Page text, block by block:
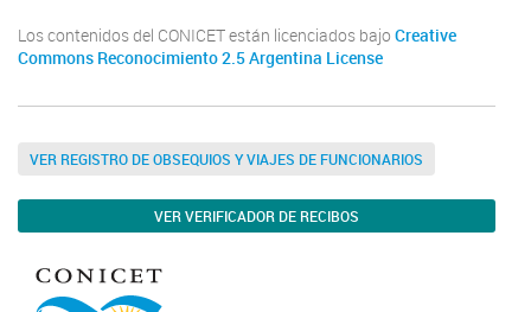
Los contenidos del CONICET están licenciados bajo Creative
Commons Reconocimiento 2.5 Argentina License
VER REGISTRO DE OBSEQUIOS Y VIAJES DE FUNCIONARIOS
VER VERIFICADOR DE RECIBOS